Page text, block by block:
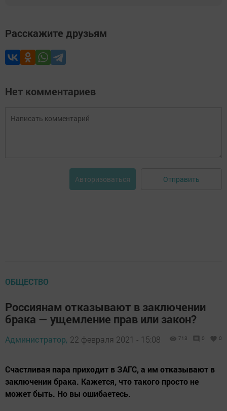
Расскажите друзьям
Нет комментариев
Авторизоваться Отправить
ОБЩЕСТВО
Россиянам отказывают в заключении
брака — ущемление прав или закон?
Администратор, 22 февраля 2021 - 15:08 713 0 0
Счастливая пара приходит в ЗАГС, а им отказывают в
заключении брака. Кажется, что такого просто не
может быть. Но вы ошибаетесь.